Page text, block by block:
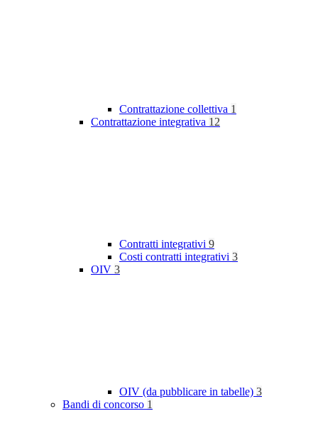
Contrattazione collettiva 1
Contrattazione integrativa 12
Contratti integrativi 9
Costi contratti integrativi 3
OIV 3
OIV (da pubblicare in tabelle) 3
Bandi di concorso 1